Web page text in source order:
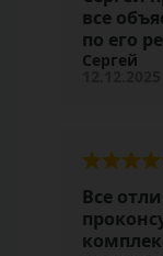
все
по его
Сергей
Все